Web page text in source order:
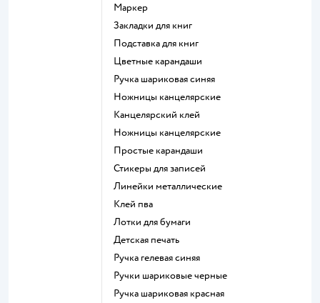
Маркер
Закладки для книг
Подставка для книг
Цветные карандаши
Ручка шариковая синяя
Ножницы канцелярские
Канцелярский клей
Ножницы канцелярские
Простые карандаши
Стикеры для записей
Линейки металлические
Клей пва
Лотки для бумаги
Детская печать
Ручка гелевая синяя
Ручки шариковые черные
Ручка шариковая красная